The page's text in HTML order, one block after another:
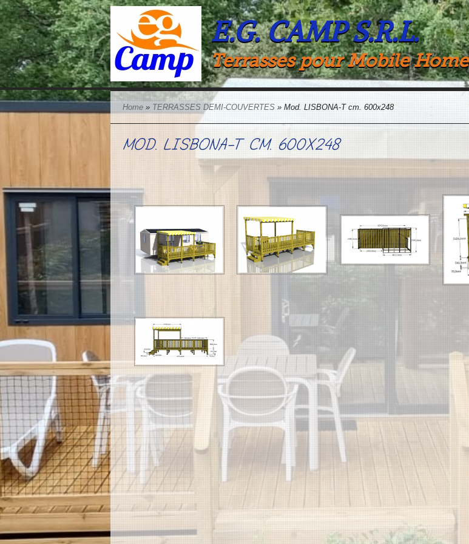
E.G. CAMP S.R.L.
Terrasses pour Mobile Home
Home » TERRASSES DEMI-COUVERTES » Mod. LISBONA-T cm. 600x248
MOD. LISBONA-T CM. 600X248